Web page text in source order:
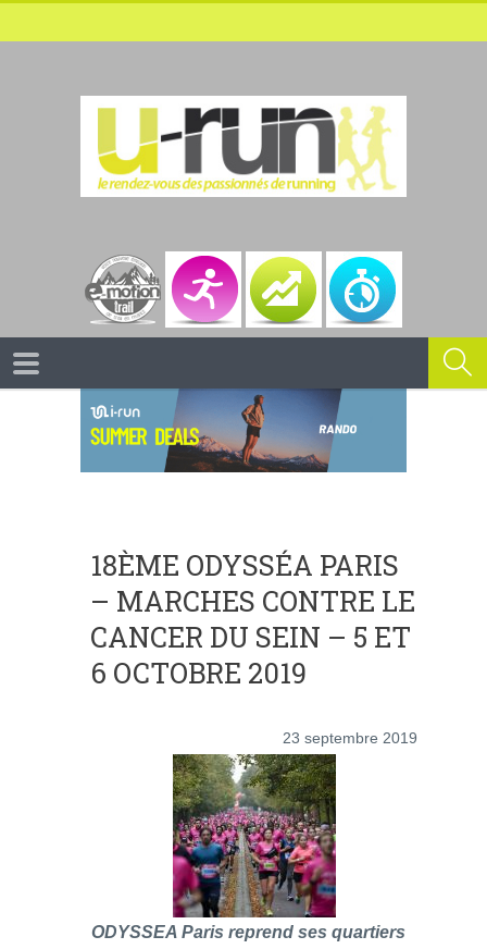
18ÈME ODYSSÉA PARIS
– MARCHES CONTRE LE
CANCER DU SEIN – 5 ET
6 OCTOBRE 2019
23 septembre 2019
ODYSSEA Paris reprend ses quartiers